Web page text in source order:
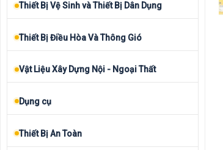
Thiết Bị Vệ Sinh và Thiết Bị Dân Dụng
Thiết Bị Điều Hòa Và Thông Gió
Vật Liệu Xây Dựng Nội - Ngoại Thất
Dụng cụ
Thiết Bị An Toàn